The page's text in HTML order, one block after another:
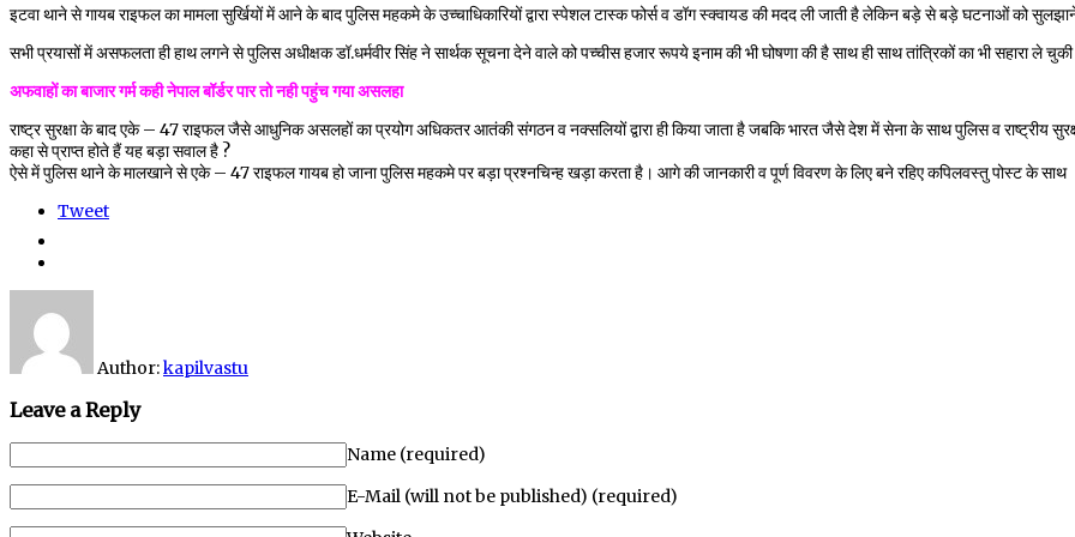
इटवा थाने से गायब राइफल का मामला सुर्खियों में आने के बाद पुलिस महकमे के उच्चाधिकारियों द्वारा स्पेशल टास्क फोर्स व डॉग स्क्वायड की मदद ली जाती है लेकिन बड़े से बड़े घटनाओं को
सभी प्रयासों में असफलता ही हाथ लगने से पुलिस अधीक्षक डॉ.धर्मवीर सिंह ने सार्थक सूचना देने वाले को पच्चीस हजार रूपये इनाम की भी घोषणा की है साथ ही साथ तांत्रिकों का भी सहारा ले
अफवाहों का बाजार गर्म कही नेपाल बॉर्डर पार तो नही पहुंच गया असलहा
राष्ट्र सुरक्षा के बाद एके – 47 राइफल जैसे आधुनिक असलहों का प्रयोग अधिकतर आतंकी संगठन व नक्सलियों द्वारा ही किया जाता है जबकि भारत जैसे देश में सेना के साथ पुलिस व राष्ट्रीय
कहा से प्राप्त होते हैं यह बड़ा सवाल है ?
ऐसे में पुलिस थाने के मालखाने से एके – 47 राइफल गायब हो जाना पुलिस महकमे पर बड़ा प्रश्नचिन्ह खड़ा करता है। आगे की जानकारी व पूर्ण विवरण के लिए बने रहिए कपिलवस्तु पोस्ट के साथ
Tweet
Author:kapilvastu
Leave a Reply
Name (required)
E-Mail (will not be published) (required)